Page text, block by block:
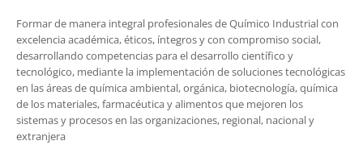
Formar de manera integral profesionales de Químico Industrial con
excelencia académica, éticos, íntegros y con compromiso social,
desarrollando competencias para el desarrollo científico y
tecnológico, mediante la implementación de soluciones tecnológicas
en las áreas de química ambiental, orgánica, biotecnología, química
de los materiales, farmacéutica y alimentos que mejoren los
sistemas y procesos en las organizaciones, regional, nacional y
extranjera